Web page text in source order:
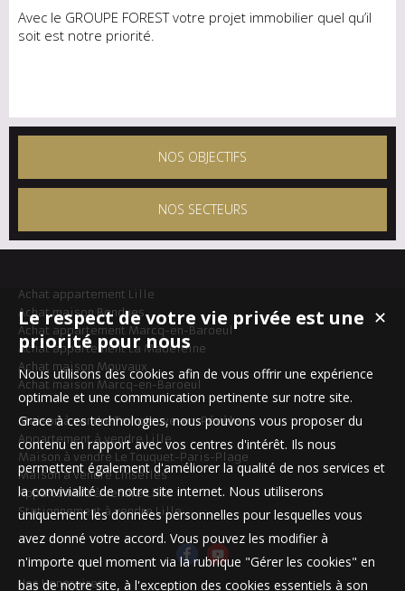
Avec le GROUPE FOREST votre projet immobilier quel qu’il
soit est notre priorité.
NOS OBJECTIFS
NOS SECTEURS
Achat appartement Lille
Achat maison Bondues
Achat appartement Marcq-en-Baroeul
Achat appartement La Madeleine
Achat maison Mouvaux
Achat maison Marcq-en-Baroeul
Maison à vendre Templeuve-en-Pévèle
Appartement à vendre Lille
Maison à vendre Le Touquet-Paris-Plage
Maison à vendre Linselles
Appartement à vendre Lille
Stationnement à vendre Lille
Nos Honoraires
✕
Le respect de votre vie privée est une
priorité pour nous
Nous utilisons des cookies afin de vous offrir une expérience
optimale et une communication pertinente sur notre site.
Grace à ces technologies, nous pouvons vous proposer du
contenu en rapport avec vos centres d'intérêt. Ils nous
permettent également d'améliorer la qualité de nos services et
la convivialité de notre site internet. Nous utiliserons
uniquement les données personnelles pour lesquelles vous
avez donné votre accord. Vous pouvez les modifier à
n'importe quel moment via la rubrique "Gérer les cookies" en
bas de notre site, à l'exception des cookies essentiels à son